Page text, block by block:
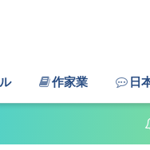
作家業 日